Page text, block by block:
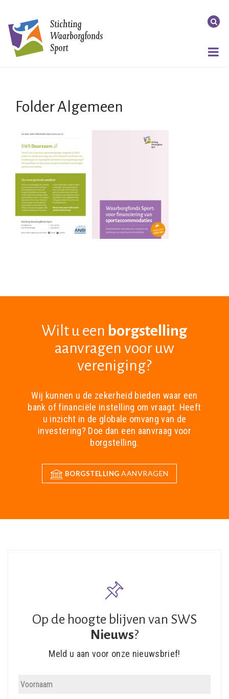
Folder Algemeen
Wilt u een borgstelling
aanvragen voor uw
vereniging?
Wij kunnen u de zekerheid bieden waar een
bank of financiële instelling om vraagt. Heeft
u inzicht in de globale omvang van de
investering? Doe dan een aanvraag voor
borgstelling.
BORGSTELLING AANVRAGEN
Op de hoogte blijven van SWS
Nieuws?
Meld u aan voor onze nieuwsbrief!